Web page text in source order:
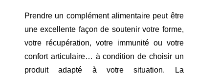
Prendre un complément alimentaire peut être
une excellente façon de soutenir votre forme,
votre récupération, votre immunité ou votre
confort articulaire… à condition de choisir un
produit adapté à votre situation. La